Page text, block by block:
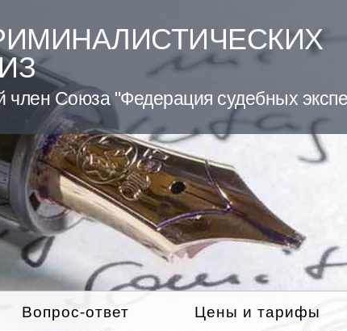
член Союза "Федерация судебных
Вопрос-ответ Цены и тарифы